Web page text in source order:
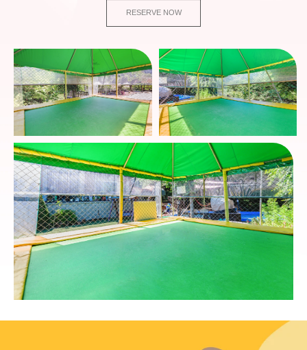
RESERVE NOW